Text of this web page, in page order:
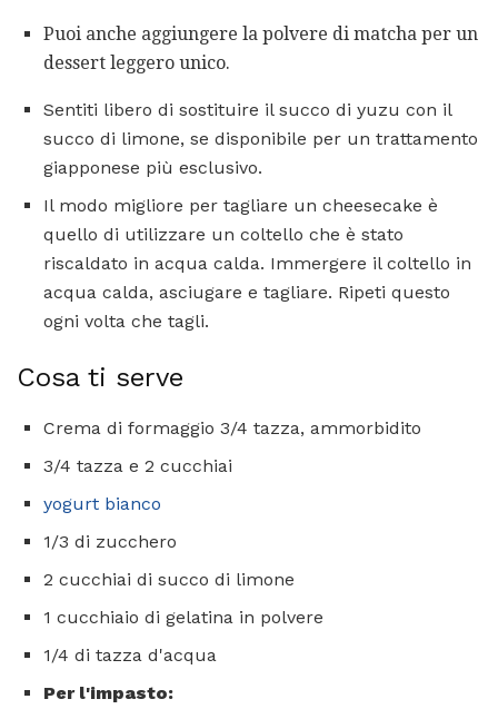
Puoi anche aggiungere la polvere di matcha per un
dessert leggero unico.
Sentiti libero di sostituire il succo di yuzu con il
succo di limone, se disponibile per un trattamento
giapponese più esclusivo.
Il modo migliore per tagliare un cheesecake è
quello di utilizzare un coltello che è stato
riscaldato in acqua calda. Immergere il coltello in
acqua calda, asciugare e tagliare. Ripeti questo
ogni volta che tagli.
Cosa ti serve
Crema di formaggio 3/4 tazza, ammorbidito
3/4 tazza e 2 cucchiai
yogurt bianco
1/3 di zucchero
2 cucchiai di succo di limone
1 cucchiaio di gelatina in polvere
1/4 di tazza d'acqua
Per l'impasto: